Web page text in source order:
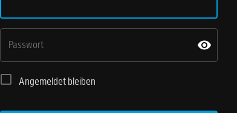
Passwort
Angemeldet bleiben